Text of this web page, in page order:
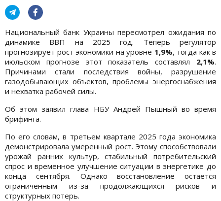
Национальный банк Украины пересмотрел ожидания по
динамике ВВП на 2025 год. Теперь регулятор
прогнозирует рост экономики на уровне 1,9%, тогда как в
июльском прогнозе этот показатель составлял 2,1%.
Причинами стали последствия войны, разрушение
газодобывающих объектов, проблемы энергоснабжения
и нехватка рабочей силы.
Об этом заявил глава НБУ Андрей Пышный во время
брифинга.
По его словам, в третьем квартале 2025 года экономика
демонстрировала умеренный рост. Этому способствовали
урожай ранних культур, стабильный потребительский
спрос и временное улучшение ситуации в энергетике до
конца сентября. Однако восстановление остается
ограниченным из-за продолжающихся рисков и
структурных потерь.